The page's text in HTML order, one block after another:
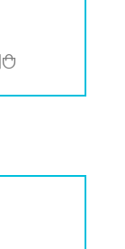
Zur Merkliste